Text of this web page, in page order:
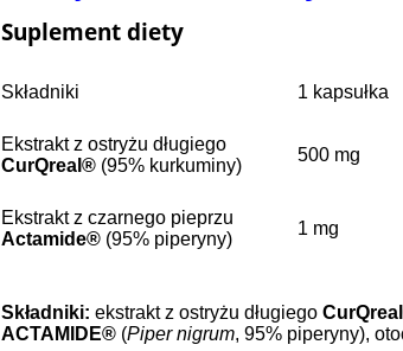
Suplement diety
Składniki 1 kapsułka
Ekstrakt z ostryżu długiego
CurQreal® (95% kurkuminy)
500 mg
Ekstrakt z czarnego pieprzu
Actamide® (95% piperyny)
1 mg
Składniki: ekstrakt z ostryżu długiego
ACTAMIDE® (Piper nigrum, 95% piperyny),